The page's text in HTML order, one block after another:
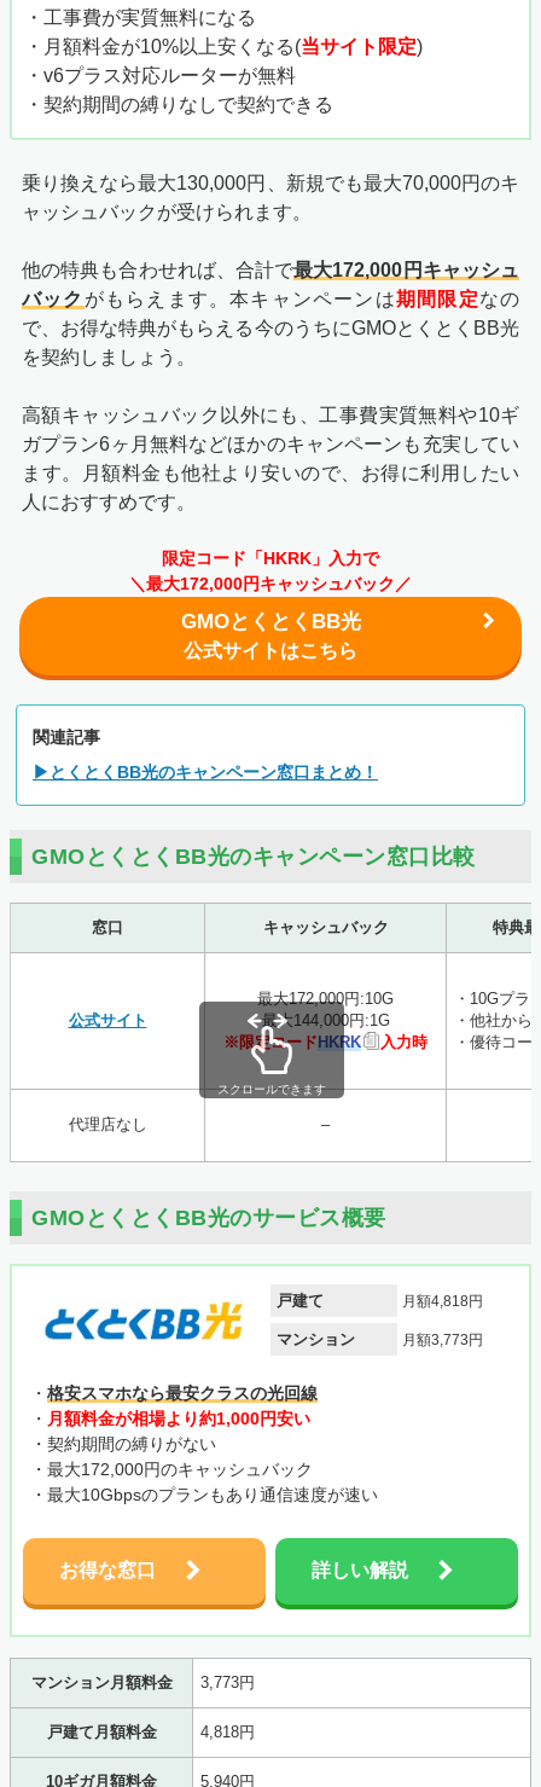
・工事費が実質無料になる
・月額料金が10%以上安くなる(当サイト限定)
・v6プラス対応ルーターが無料
・契約期間の縛りなしで契約できる
乗り換えなら最大130,000円、新規でも最大70,000円のキ
ャッシュバックが受けられます。
他の特典も合わせれば、合計で最大172,000円キャッシュ
バック がもらえます。本キャンペーンは期間限定なの
で、お得な特典がもらえる今のうちにGMOとくとくBB光
を契約しましょう。
高額キャッシュバック以外にも、工事費実質無料や10ギ
ガプラン6ヶ月無料などほかのキャンペーンも充実してい
ます。月額料金も他社より安いので、お得に利用したい
人におすすめです。
限定コード「HKRK」入力で
＼最大172,000円キャッシュバック／
GMOとくとくBB光
公式サイトはこちら
関連記事
▶とくとくBB光のキャンペーン窓口まとめ！
GMOとくとくBB光のキャンペーン窓口比較
窓口 キャッシュバック 特典
公式サイト
最大172,000円:10G
最大144,000円:1G
※限定コード HKRK 入力時
・10Gプラ
・他社から
・優待コー
代理店なし –
スクロールできます
GMOとくとくBB光のサービス概要
戸建て 月額4,818円
マンション 月額3,773円
・ 格安スマホなら最安クラスの光回線
・ 月額料金が相場より約1,000円安い
・契約期間の縛りがない
・最大172,000円のキャッシュバック
・最大10Gbpsのプランもあり通信速度が速い
お得な窓口 詳しい解説
マンション月額料金 3,773円
戸建て月額料金 4,818円
10ギガ月額料金 5,940円